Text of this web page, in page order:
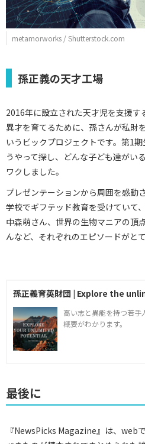
metamorworks / Shutterstock.com
孫正義の天才工場
2016年に設立された天才児を支援す
異才を育てるために、孫さんが私財
いうビックプロジェクトです。第1
うやって探し、どんな子ども達がい
ワクしました。
プレゼンテーションから周囲を感動
学校でギフテッド教育を受けていて
中森萌さん、世界の生物マニアの頂
んなど、それぞれのエピソードがと
孫正義育英財団 | Explore the
高い志と異能を持つ若手
概要がわかります。
最後に
『NewsPicks Magazine』は、web